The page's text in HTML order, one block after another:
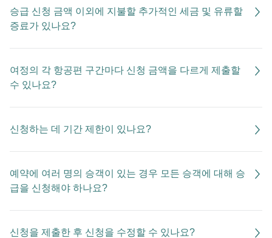
승급 신청 금액 이외에 지불할 추가적인 세금 및 유류할
증료가 있나요?
여정의 각 항공편 구간마다 신청 금액을 다르게 제출할
수 있나요?
신청하는 데 기간 제한이 있나요?
예약에 여러 명의 승객이 있는 경우 모든 승객에 대해 승
급을 신청해야 하나요?
신청을 제출한 후 신청을 수정할 수 있나요?